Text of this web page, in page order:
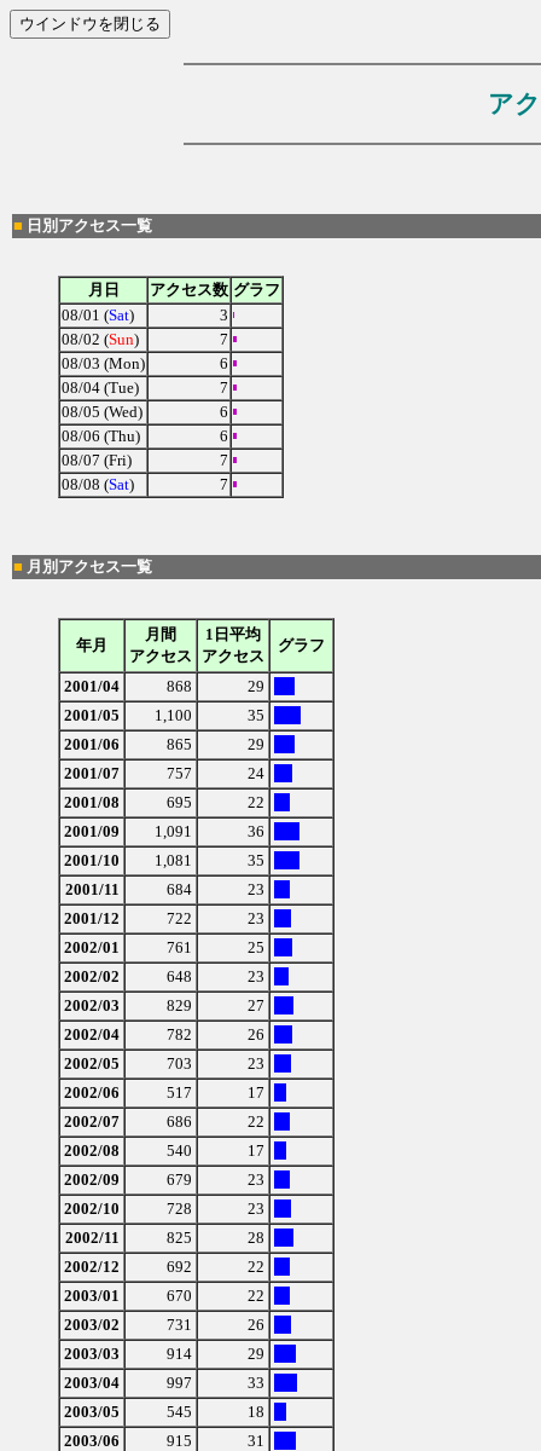
ア
■ 日別アクセス一覧
月日 アクセス数 グラフ
08/01 (Sat)
3
08/02 (Sun)
7
08/03 (Mon)
6
08/04 (Tue)
7
08/05 (Wed)
6
08/06 (Thu)
6
08/07 (Fri)
7
08/08 (Sat) 7
■ 月別アクセス一覧
年月
月間
アクセス
1日平均
アクセス
グラフ
2001/04 868
29
2001/05
1,100
35
2001/06
865
29
2001/07
757
24
2001/08
695
22
2001/09
1,091
36
2001/10
1,081
35
2001/11
684
23
2001/12
722
23
2002/01
761
25
2002/02
648
23
2002/03
829
27
2002/04
782
26
2002/05
703
23
2002/06
517
17
2002/07
686
22
2002/08
540
17
2002/09
679
23
2002/10
728
23
2002/11
825
28
2002/12
692
22
2003/01
670
22
2003/02
731
26
2003/03
914
29
2003/04
997
33
2003/05
545
18
2003/06
915
31